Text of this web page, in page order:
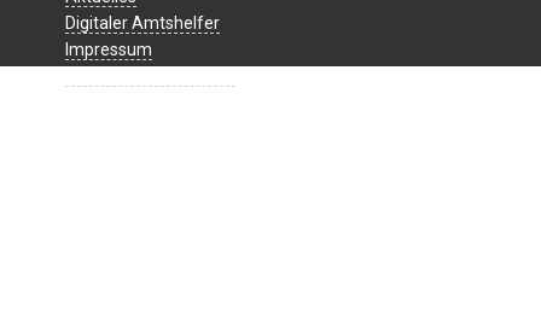
Digitaler Amtshelfer
Impressum